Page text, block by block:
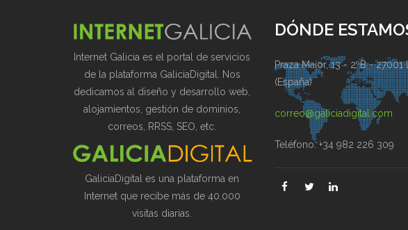
Internet Galicia es el portal de servicios
de la plataforma GaliciaDigital. Nos
dedicamos al diseño y desarrollo web,
alojamientos, gestión de dominios,
correos, RRSS, SEO, etc.
GaliciaDigital es una plataforma en
Internet que recibe más de 40.000
visitas diarias.
DÓNDE
Praza Maior, 13 - 2ºB - 27001
(España)
correo@galiciadigital.com
Teléfono: +34 982 226 309